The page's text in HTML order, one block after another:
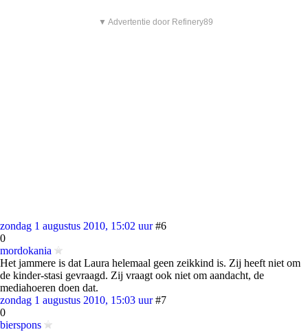
▼ Advertentie door Refinery89
zondag 1 augustus 2010, 15:02 uur #6
0
mordokania
Het jammere is dat Laura helemaal geen zeikkind is. Zij heeft niet om
de kinder-stasi gevraagd. Zij vraagt ook niet om aandacht, de
mediahoeren doen dat.
zondag 1 augustus 2010, 15:03 uur #7
0
bierspons